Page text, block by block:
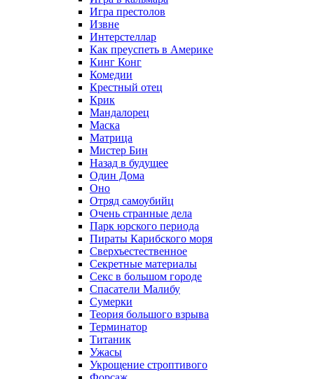
Игра престолов
Извне
Интерстеллар
Как преуспеть в Америке
Кинг Конг
Комедии
Крестный отец
Крик
Мандалорец
Маска
Матрица
Мистер Бин
Назад в будущее
Один Дома
Оно
Отряд самоубийц
Очень странные дела
Парк юрского периода
Пираты Карибского моря
Сверхъестественное
Секретные материалы
Секс в большом городе
Спасатели Малибу
Сумерки
Теория большого взрыва
Терминатор
Титаник
Ужасы
Укрощение строптивого